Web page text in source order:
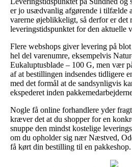
er jo usædvanlig afgørende i tilfælde
varerne øjeblikkeligt, så derfor er det
leveringstidspunktet for den aktuelle
Flere webshops giver levering på
hel del varenumre, eksempelvis
Eukaluptusblade – 100 G, men vær
af at bestillingen indsendes tidligere
med det formål at de sandsynligvis
ekspederet inden
Nogle få online forhandlere yder
kræver det at du shopper for en
snuppe den mindst kostelige
om du opholder sig nær Næstved,
få kørt din bestilling til en pakkeshop.